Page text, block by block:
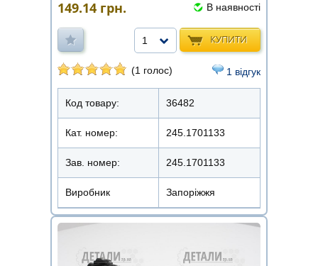
149.14 грн. В наявності
КУПИТИ
1
(1 голос) 1 відгук
Код товару: 36482
Кат. номер: 245.1701133
Зав. номер: 245.1701133
Виробник Запоріжжя